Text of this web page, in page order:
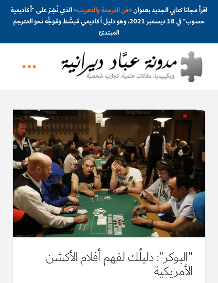
اقرأ مجاناً كتابي الجديد بعنوان«فن الترجمة والتعريب»الذي نُشِرَ على "أكاديمية
حسوب" في 18 ديسمبر 2021، وهو دليل أكاديمي مُبسَّط ومُوجَّه نحو المترجم
المبتدئ
"البوكر": دليلُك لفهم أفلام الأكشن
الأمريكية